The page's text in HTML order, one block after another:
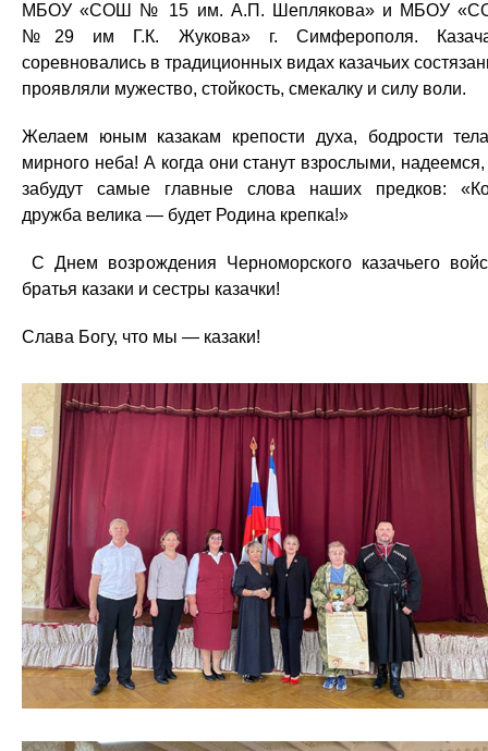
МБОУ «СОШ № 15 им. А.П. Шеплякова» и МБОУ
№29 им Г.К. Жукова» г. Симферополя.
соревновались в традиционных видах казачьих
проявляли мужество, стойкость, смекалку и силу воли.
Желаем юным казакам крепости духа, бодрости
мирного неба! А когда они станут взрослыми,
забудут самые главные слова наших предков:
дружба велика — будет Родина крепка!»
С Днем возрождения Черноморского казачьего
братья казаки и сестры казачки!
Слава Богу, что мы — казаки!